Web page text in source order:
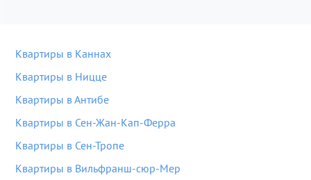
Квартиры в Каннах
Квартиры в Ницце
Квартиры в Антибе
Квартиры в Сен-Жан-Кап-Ферра
Квартиры в Сен-Тропе
Квартиры в Вильфранш-сюр-Мер